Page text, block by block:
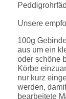
Unsere
100g
aus um ein
oder schöne
Körbe
nur kurz
werden,
bearbeitete